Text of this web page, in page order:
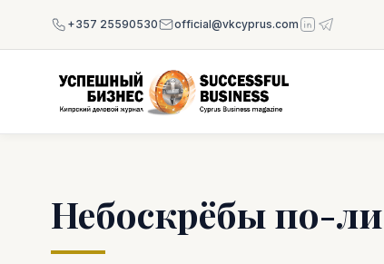
+357 25590530 official@vkcyprus.com
Небоскрёбы по-